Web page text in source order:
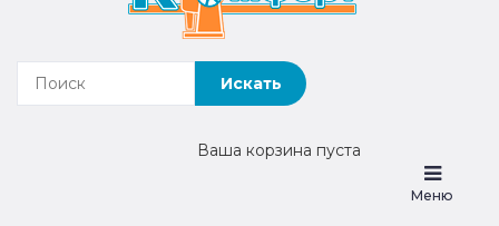
Ваша корзина пуста
Меню
Контакты